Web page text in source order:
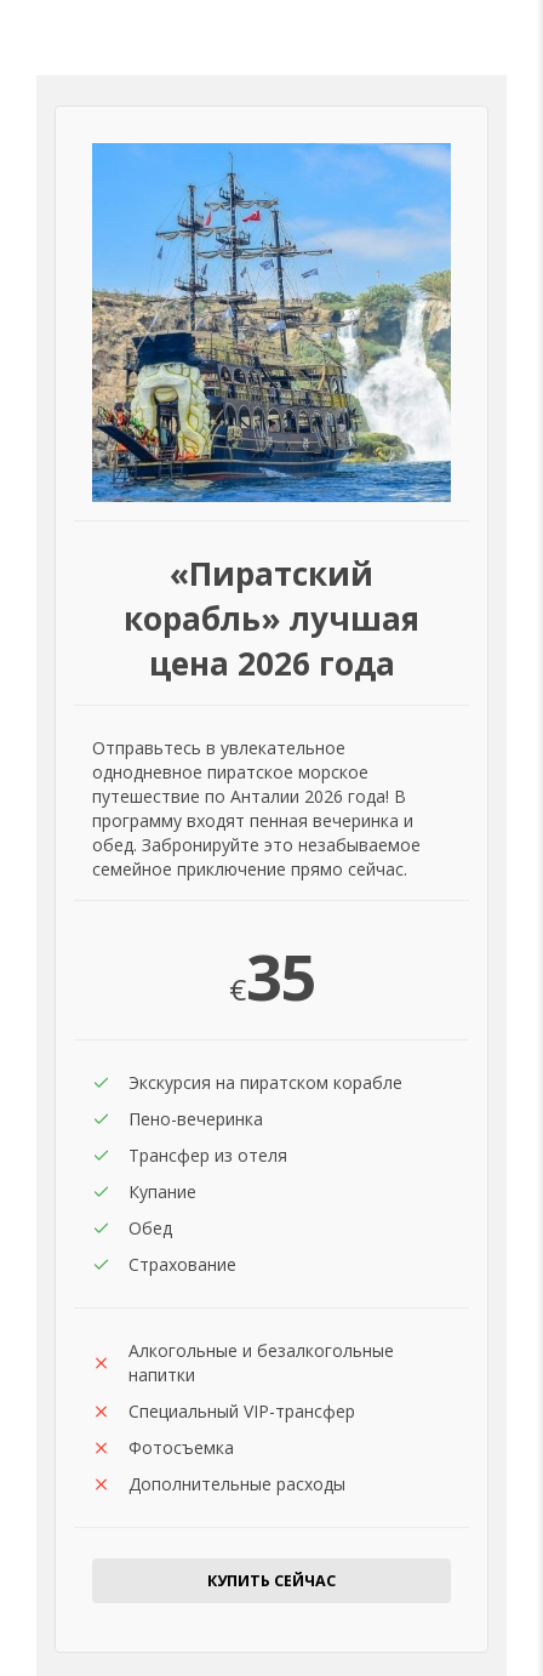
«Пиратский
корабль» лучшая
цена 2026 года
Отправьтесь в увлекательное
однодневное пиратское морское
путешествие по Анталии 2026 года! В
программу входят пенная вечеринка и
обед. Забронируйте это незабываемое
семейное приключение прямо сейчас.
€35
Экскурсия на пиратском корабле
Пено-вечеринка
Трансфер из отеля
Купание
Обед
Страхование
Алкогольные и безалкогольные
напитки
Специальный VIP-трансфер
Фотосъемка
Дополнительные расходы
КУПИТЬ СЕЙЧАС